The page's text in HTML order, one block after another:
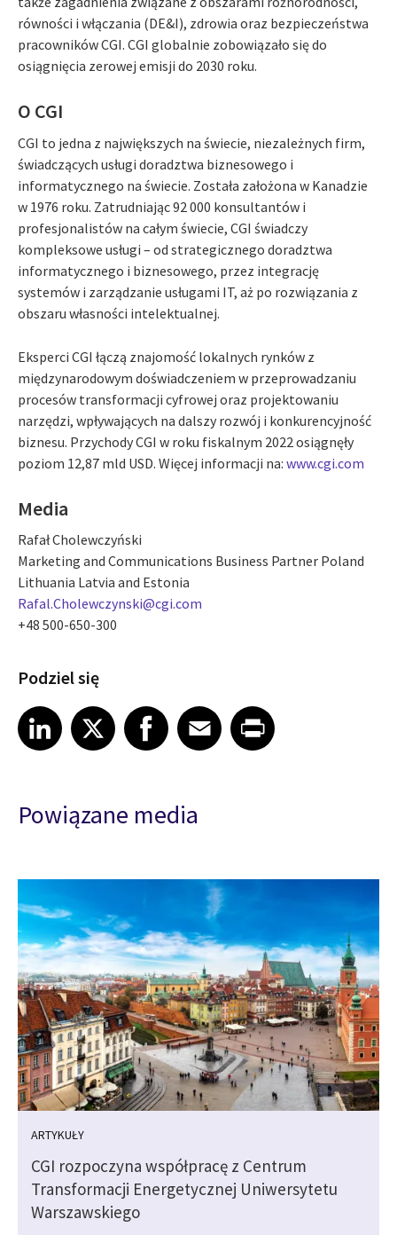
równości i włączania (DE&I), zdrowia oraz bezpieczeństwa
pracowników CGI. CGI globalnie zobowiązało się do
osiągnięcia zerowej emisji do 2030 roku.
O CGI
CGI to jedna z największych na świecie, niezależnych firm,
świadczących usługi doradztwa biznesowego i
informatycznego na świecie. Została założona w Kanadzie
w 1976 roku. Zatrudniając 92 000 konsultantów i
profesjonalistów na całym świecie, CGI świadczy
kompleksowe usługi – od strategicznego doradztwa
informatycznego i biznesowego, przez integrację
systemów i zarządzanie usługami IT, aż po rozwiązania z
obszaru własności intelektualnej.
Eksperci CGI łączą znajomość lokalnych rynków z
międzynarodowym doświadczeniem w przeprowadzaniu
procesów transformacji cyfrowej oraz projektowaniu
narzędzi, wpływających na dalszy rozwój i konkurencyjność
biznesu. Przychody CGI w roku fiskalnym 2022 osiągnęły
poziom 12,87 mld USD. Więcej informacji na: www.cgi.com
Media
Rafał Cholewczyński
Marketing and Communications Business Partner Poland
Lithuania Latvia and Estonia
Rafal.Cholewczynski@cgi.com
+48 500-650-300
Podziel się
Share article on LinkedIn
LinkedIn
Share article on XShare article on Facebook
Facebook
Share article on Email
EmailShare article on Print
Powiązane media
ARTYKUŁY
CGI rozpoczyna współpracę z Centrum
Transformacji Energetycznej Uniwersytetu
Warszawskiego